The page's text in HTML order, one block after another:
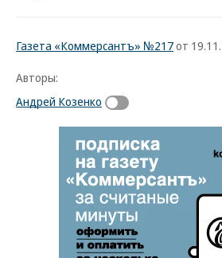
Газета «Коммерсантъ» №217от
Авторы:
Андрей Козенко